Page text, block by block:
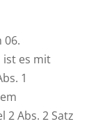
06.
ist es mit
1
2 Abs. 2 Satz